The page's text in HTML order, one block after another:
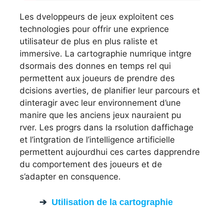
Les dveloppeurs de jeux exploitent ces
technologies pour offrir une exprience
utilisateur de plus en plus raliste et
immersive. La cartographie numrique intgre
dsormais des donnes en temps rel qui
permettent aux joueurs de prendre des
dcisions averties, de planifier leur parcours et
dinteragir avec leur environnement d’une
manire que les anciens jeux nauraient pu
rver. Les progrs dans la rsolution daffichage
et l’intgration de l’intelligence artificielle
permettent aujourdhui ces cartes dapprendre
du comportement des joueurs et de
s’adapter en consquence.
Utilisation de la cartographie